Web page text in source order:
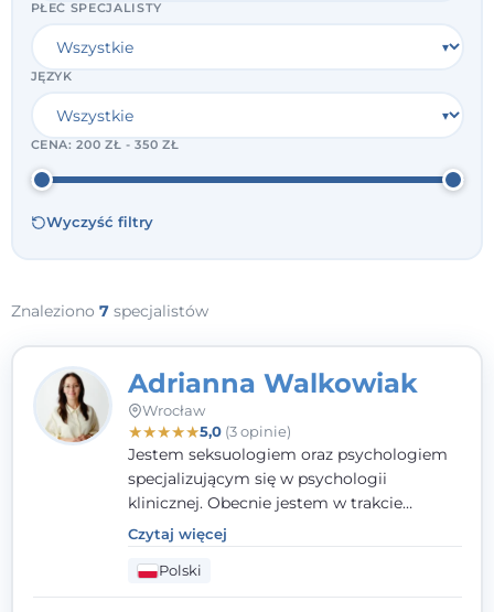
PŁEĆ SPECJALISTY
JĘZYK
CENA:200 ZŁ - 350 ZŁ
Wyczyść filtry
Znaleziono 7 specjalistów
Adrianna Walkowiak
Wrocław
★★★★★5,0(3 opinie)
Jestem seksuologiem oraz psychologiem
specjalizującym się w psychologii
klinicznej. Obecnie jestem w trakcie
szkolenia na psychoterapeutę
systemowego. Posiadam status członka
nadzwyczajnego Wielkopolskiego
TowarzystwaTerapii Systemowejoraz
Czytaj więcej
Polski